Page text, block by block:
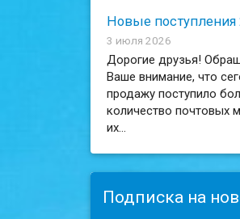
Новые поступления
3 июля 2026
Дорогие друзья!
Ваше внимание, что
продажу поступило
количество почтовых
их...
Подписка на